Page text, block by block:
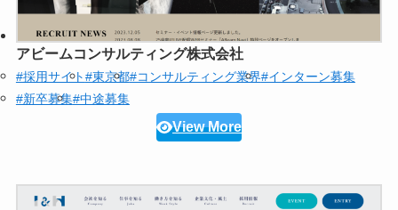
アビームコンサルティング株式会社
#採用サイト#東京都#コンサルティング業界#インターン募集
#新卒募集#中途募集
View More